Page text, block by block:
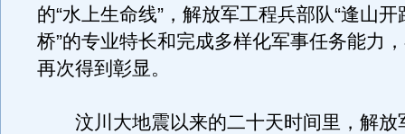
的“水上生命线”，解放军工程兵部队“逢山
桥”的专业特长和完成多样化军事任务能力
再次得到彰显。
汶川大地震以来的二十天时间里，解放